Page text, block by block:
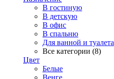
В гостиную
В детскую
В офис
В спальню
Для ванной и туалета
Все категории (8)
Цвет
Белые
Венге